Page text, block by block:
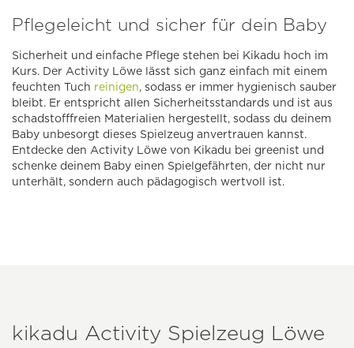
Pflegeleicht und sicher für dein Baby
Sicherheit und einfache Pflege stehen bei Kikadu hoch im
Kurs. Der Activity Löwe lässt sich ganz einfach mit einem
feuchten Tuch reinigen, sodass er immer hygienisch sauber
bleibt. Er entspricht allen Sicherheitsstandards und ist aus
schadstofffreien Materialien hergestellt, sodass du deinem
Baby unbesorgt dieses Spielzeug anvertrauen kannst.
Entdecke den Activity Löwe von Kikadu bei greenist und
schenke deinem Baby einen Spielgefährten, der nicht nur
unterhält, sondern auch pädagogisch wertvoll ist.
kikadu Activity Spielzeug Löwe